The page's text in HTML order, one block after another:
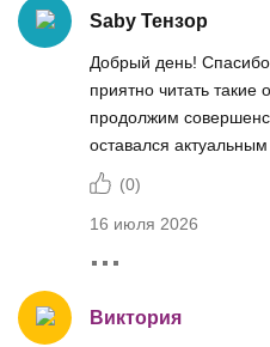
Saby Тензор
Добрый день!
приятно читать
продолжим
оставался
(0)
16 июля 2026
Виктория